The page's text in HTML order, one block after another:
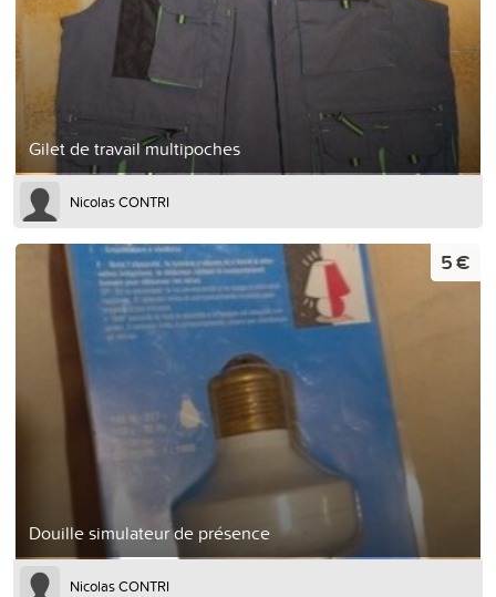
Gilet de travail multipoches
Nicolas CONTRI
Douille simulateur de présence
5 €
Nicolas CONTRI